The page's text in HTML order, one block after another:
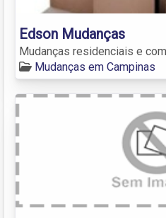
Edson Mudanças
Mudanças residenciais e
Mudanças em Campinas